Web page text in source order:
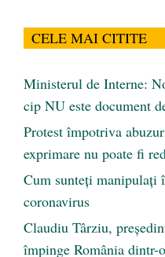
CELE MAI CITITE
Ministerul de Interne:
cip NU este document
Protest împotriva
exprimare nu poate fi
Cum sunteți manipulați
coronavirus
Claudiu Târziu,
împinge România